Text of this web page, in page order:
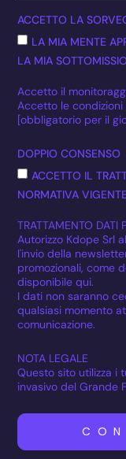
ACCETTO LA
LA MIA MENTE
LA MIA
Accetto il
Accetto le
[obbligatorio per il
DOPPIO CONSENSO
ACCETTO IL
NORMATIVA
TRATTAMENTO DATI
Autorizzo Kdope Srl
l'invio della
promozionali, come
disponibile qui.
I dati non saranno
qualsiasi momento
comunicazione.
NOTA LEGALE
Questo sito utilizza i
invasivo del Grande